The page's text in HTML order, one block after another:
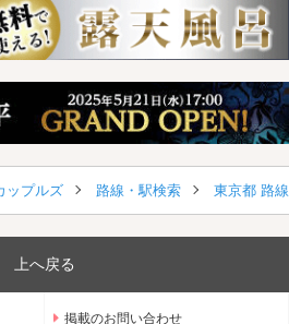
ップルズ 路線・駅検索 東京都 路
上へ戻る
掲載のお問い合わせ